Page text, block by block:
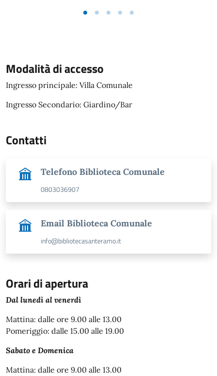
Modalità di accesso
Modalità di accesso
Ingresso principale: Villa Comunale
Ingresso Secondario: Giardino/Bar
Contatti
Telefono Biblioteca Comunale
0803036907
Email Biblioteca Comunale
info@bibliotecasanteramo.it
Orari di apertura
Orario per il pubblico
Dal lunedì al venerdì
Mattina: dalle ore 9.00 alle 13.00
Pomeriggio: dalle 15.00 alle 19.00
Sabato e Domenica
Mattina: dalle ore 9.00 alle 13.00